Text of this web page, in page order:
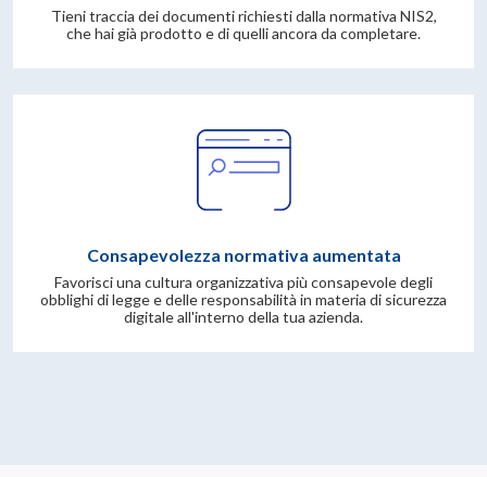
Tieni traccia dei documenti richiesti dalla normativa NIS2,
che hai già prodotto e di quelli ancora da completare.
Consapevolezza normativa aumentata
Favorisci una cultura organizzativa più consapevole degli
obblighi di legge e delle responsabilità in materia di sicurezza
digitale all'interno della tua azienda.